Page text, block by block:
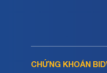
CHỨNG KHOÁN